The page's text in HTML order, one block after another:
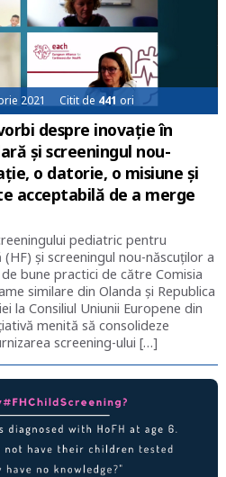
2021 Citit de 441 ori
despre inovație în
și screeningul nou-
o datorie, o misiune și
acceptabilă de a merge
pediatric pentru
și screeningul nou-născuților a
bune practici de către Comisia
similare din Olanda și Republica
la Consiliul Uniunii Europene din
menită să consolideze
screening-ului […]